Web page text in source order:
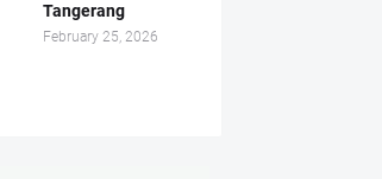
Tangerang
February 25, 2026